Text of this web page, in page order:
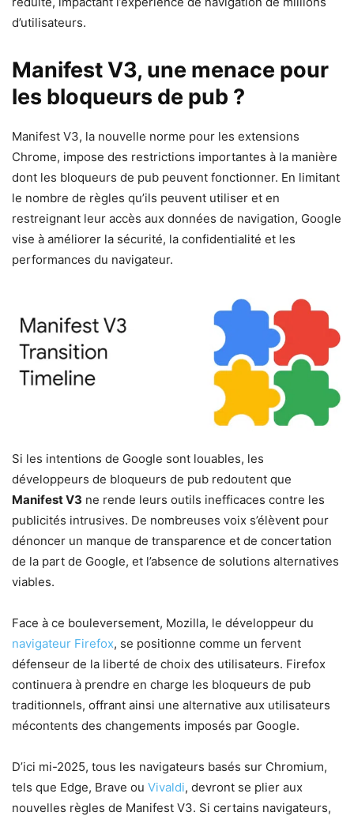
d’utilisateurs.
Manifest V3, une menace pour
les bloqueurs de pub ?
Manifest V3, la nouvelle norme pour les extensions
Chrome, impose des restrictions importantes à la manière
dont les bloqueurs de pub peuvent fonctionner. En limitant
le nombre de règles qu’ils peuvent utiliser et en
restreignant leur accès aux données de navigation, Google
vise à améliorer la sécurité, la confidentialité et les
performances du navigateur.
Si les intentions de Google sont louables, les
développeurs de bloqueurs de pub redoutent que
Manifest V3 ne rende leurs outils inefficaces contre les
publicités intrusives. De nombreuses voix s’élèvent pour
dénoncer un manque de transparence et de concertation
de la part de Google, et l’absence de solutions alternatives
viables.
Face à ce bouleversement, Mozilla, le développeur du
navigateur Firefox, se positionne comme un fervent
défenseur de la liberté de choix des utilisateurs. Firefox
continuera à prendre en charge les bloqueurs de pub
traditionnels, offrant ainsi une alternative aux utilisateurs
mécontents des changements imposés par Google.
D’ici mi-2025, tous les navigateurs basés sur Chromium,
tels que Edge, Brave ou Vivaldi, devront se plier aux
nouvelles règles de Manifest V3. Si certains navigateurs,